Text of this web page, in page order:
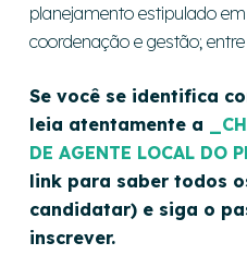
planejamento estipulado
coordenação e gestão;
Se você se identifica
leia atentamente a
DE AGENTE LOCAL DO
link para saber todos
candidatar) e siga o
inscrever.